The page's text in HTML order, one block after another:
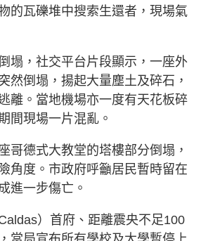
的瓦礫堆中搜索生還者，現場氣
塌，社交平台片段顯示，一座外
然倒塌，揚起大量塵土及碎石，
離。當地機場亦一度有天花板碎
間現場一片混亂。
哥德式大教堂的塔樓部分倒塌，
角度。市政府呼籲居民暫時留在
進一步傷亡。
）首府、距離震央不足100